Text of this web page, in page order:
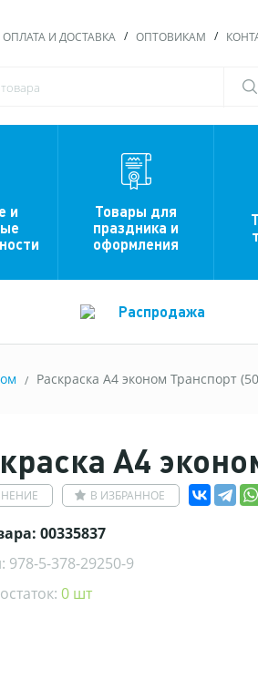
ОПЛАТА И ДОСТАВКА ОПТОВИКАМ
и
Товары для
праздника и
оформления
Распродажа
Раскраска А4 эконом Транспорт
А4
В ИЗБРАННОЕ
00335837
978-5-378-29250-9
0 шт